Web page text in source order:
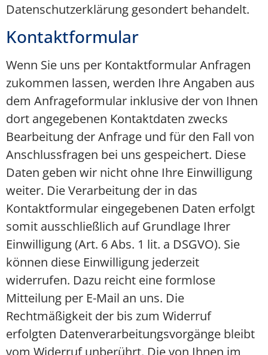
Datenschutzerklärung gesondert behandelt.
Kontaktformular
Wenn Sie uns per Kontaktformular Anfragen
zukommen lassen, werden Ihre Angaben aus
dem Anfrageformular inklusive der von Ihnen
dort angegebenen Kontaktdaten zwecks
Bearbeitung der Anfrage und für den Fall von
Anschlussfragen bei uns gespeichert. Diese
Daten geben wir nicht ohne Ihre Einwilligung
weiter. Die Verarbeitung der in das
Kontaktformular eingegebenen Daten erfolgt
somit ausschließlich auf Grundlage Ihrer
Einwilligung (Art. 6 Abs. 1 lit. a DSGVO). Sie
können diese Einwilligung jederzeit
widerrufen. Dazu reicht eine formlose
Mitteilung per E-Mail an uns. Die
Rechtmäßigkeit der bis zum Widerruf
erfolgten Datenverarbeitungsvorgänge bleibt